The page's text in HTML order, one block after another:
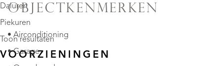
OBJECTKENMERKEN
• Airconditioning
• Garage
Daluren
Piekuren
Toon resultaten
VOORZIENINGEN